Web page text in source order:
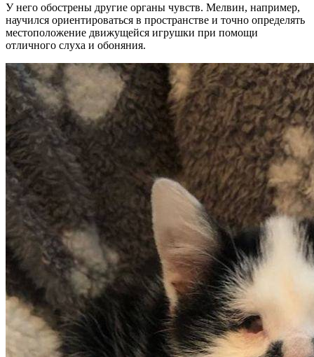
У него обострены другие органы чувств. Мелвин, например,
научился ориентироваться в пространстве и точно определять
местоположение движущейся игрушки при помощи
отличного слуха и обоняния.